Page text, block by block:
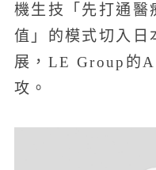
機生技「先打通醫
值」的模式切入日
展，LE Group的
攻。